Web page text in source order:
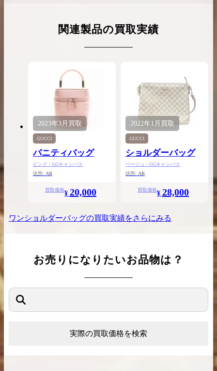
関連製品の買取実績
2023年3月 買取
GUCCI
バニティバッグ
ピンク / GGキャンバス
状態: AB
買取価格¥ 20,000
2022年1月 買取
GUCCI
ショルダーバッグ
ベージュ / GGキャンバス
状態: AB
買取価格¥ 28,000
ワンショルダーバッグの買取実績をさらにみる
お売りになりたいお品物は？
実際の買取価格を検索